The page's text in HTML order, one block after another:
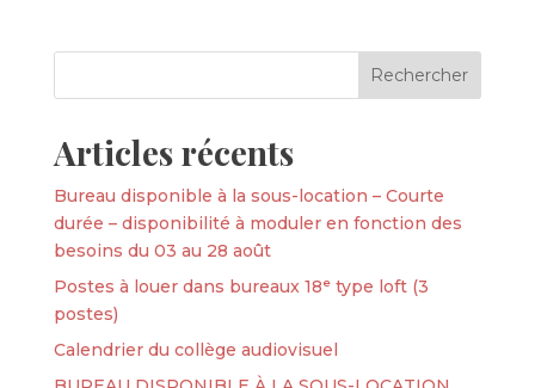
Articles récents
Bureau disponible à la sous-location – Courte
durée – disponibilité à moduler en fonction des
besoins du 03 au 28 août
Postes à louer dans bureaux 18ᵉ type loft (3
postes)
Calendrier du collège audiovisuel